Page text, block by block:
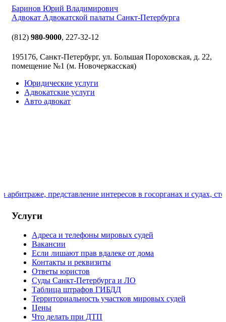
Баринов Юрий Владимирович
Адвокат Адвокатской палаты Санкт-Петербурга
(812) 980-9000, 227-32-12
195176, Санкт-Петербург, ул. Большая Пороховская, д. 22,
помещение №1 (м. Новочеркасская)
Юридические услуги
Адвокатские услуги
Авто адвокат
представление интересов в госорганах и судах,
Услуги
Адреса и телефоны мировых судей
Вакансии
Если лишают прав вдалеке от дома
Контакты и реквизиты
Ответы юристов
Суды Санкт-Петербурга и ЛО
Таблица штрафов ГИБДД
Территориальность участков мировых судей
Цены
Что делать при ДТП